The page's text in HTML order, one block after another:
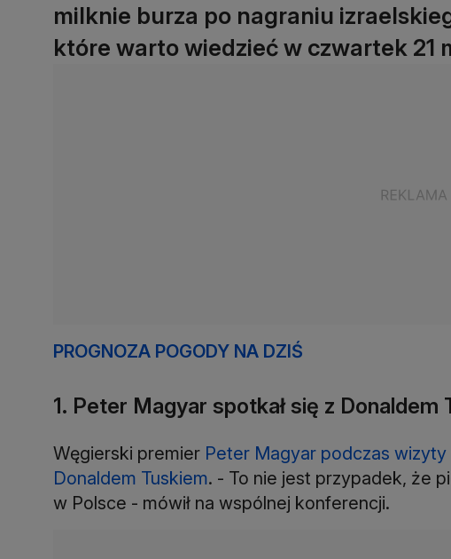
milknie burza po nagraniu
które warto wiedzieć w czwartek 21
PROGNOZA POGODY NA DZIŚ
1. Peter Magyar spotkał się z Donaldem
Węgierski premier Peter Magyar podczas wizyty
Donaldem Tuskiem. - To nie jest przypadek, że
w Polsce - mówił na wspólnej konferencji.